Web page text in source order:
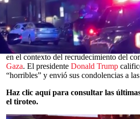
seconds
seconds
El ataque ocurrió alrededor de las 9:00
detenido, el sospechoso gritó: “¡Palestina
Tanto en Israel como enEstados Unidos
ataque como una alarmante señal del
en el contexto del recrudecimiento del
Gaza. El presidente Donald Trump
“horribles” y envió sus condolencias a
Haz clic aquí para consultar las
el tiroteo.